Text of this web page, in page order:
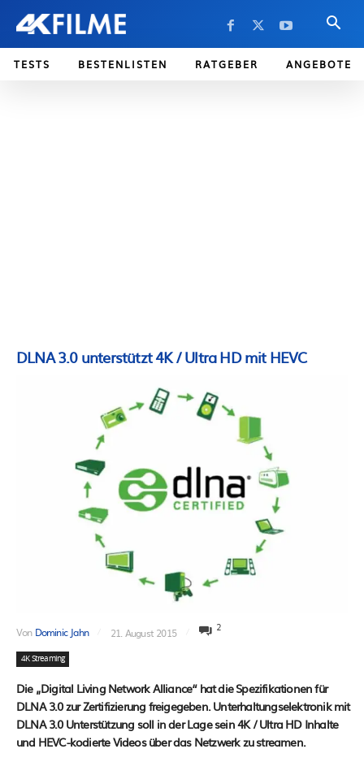
TESTS BESTENLISTEN RATGEBER ANGEBOTE
DLNA 3.0 unterstützt 4K / Ultra HD mit HEVC
Von Dominic Jahn 21. August 2015 2
4K Streaming
Die „Digital Living Network Alliance“ hat die Spezifikationen für
DLNA 3.0 zur Zertifizierung freigegeben. Unterhaltungselektronik mit
DLNA 3.0 Unterstützung soll in der Lage sein 4K / Ultra HD Inhalte
und HEVC-kodierte Videos über das Netzwerk zu streamen.